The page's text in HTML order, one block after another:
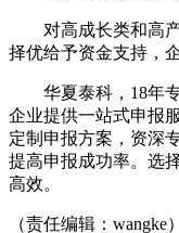
对高成长类和高产
择优给予资金支持，
华夏泰科，18年专
企业提供一站式申报
定制申报方案，资深
提高申报成功率。选
高效。
（责任编辑：wangke）